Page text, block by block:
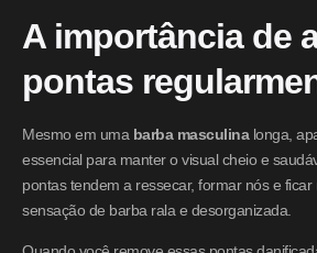
A importância de
pontas
Mesmo em uma barba masculinalonga,
essencial para manter o visual cheio e
pontas tendem a ressecar, formar nós e ficar
sensação de barba rala e desorganizada.